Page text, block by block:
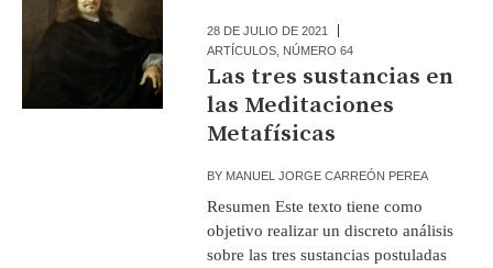
28 DE JULIO DE 2021
ARTÍCULOS NÚMERO 64
Las tres sustancias en
las Meditaciones
Metafísicas
BY MANUEL JORGE CARREÓN PEREA
Resumen Este texto tiene como
objetivo realizar un discreto análisis
sobre las tres sustancias postuladas